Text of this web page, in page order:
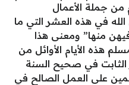
من جملة الأعمال
في هذه العشر التي ما
منها” ومعنى هذا
هذه الأيام الأوائل من
الثابت في صحيح السنة
على العمل الصالح في